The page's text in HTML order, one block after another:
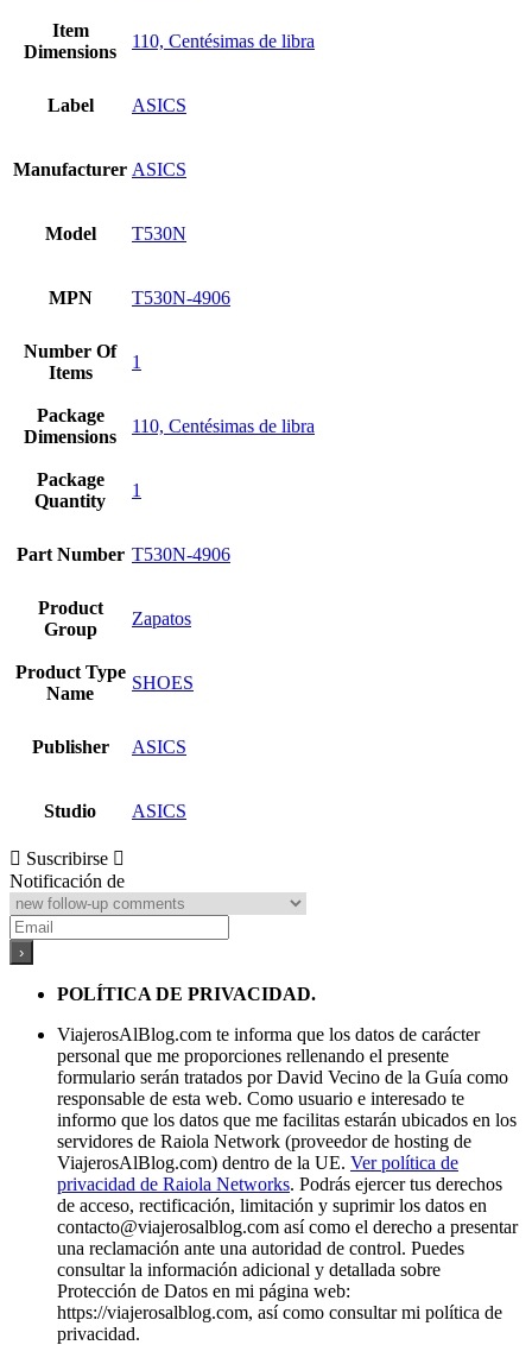
Item
Dimensions
110, Centésimas de libra
Label ASICS
Manufacturer ASICS
Model T530N
MPN T530N-4906
Number Of
Items
1
Package
Dimensions
110, Centésimas de libra
Package
Quantity
1
Part Number T530N-4906
Product
Group
Zapatos
Product Type
Name
SHOES
Publisher ASICS
Studio ASICS
Suscribirse
Notificación de
POLÍTICA DE PRIVACIDAD.
ViajerosAlBlog.com te informa que los datos de carácter
personal que me proporciones rellenando el presente
formulario serán tratados por David Vecino de la Guía como
responsable de esta web. Como usuario e interesado te
informo que los datos que me facilitas estarán ubicados en los
servidores de Raiola Network (proveedor de hosting de
ViajerosAlBlog.com) dentro de la UE. Ver política de
privacidad de Raiola Networks. Podrás ejercer tus derechos
de acceso, rectificación, limitación y suprimir los datos en
contacto@viajerosalblog.com así como el derecho a presentar
una reclamación ante una autoridad de control. Puedes
consultar la información adicional y detallada sobre
Protección de Datos en mi página web:
https://viajerosalblog.com, así como consultar mi política de
privacidad.